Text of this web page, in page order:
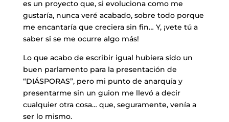
es un proyecto que, si evoluciona como me
gustaría, nunca veré acabado, sobre todo porque
me encantaría que creciera sin fin… Y, ¡vete tú a
saber si se me ocurre algo más!
Lo que acabo de escribir igual hubiera sido un
buen parlamento para la presentación de
“DIÁSPORAS”, pero mi punto de anarquía y
presentarme sin un guion me llevó a decir
cualquier otra cosa… que, seguramente, venía a
ser lo mismo.